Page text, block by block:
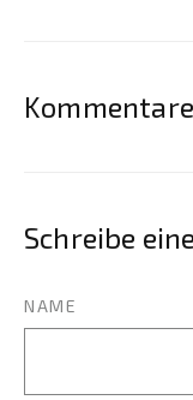
Kommentare
Schreibe
NAME